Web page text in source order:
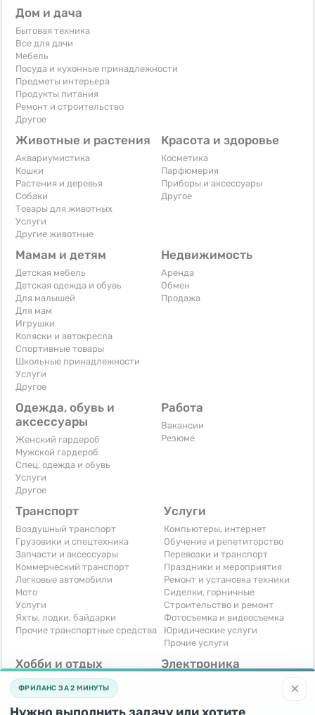
Дом и дача
Бытовая техника
Все для дачи
Мебель
Посуда и кухонные принадлежности
Предметы интерьера
Продукты питания
Ремонт и строительство
Другое
Животные и растения
Аквариумистика
Кошки
Растения и деревья
Собаки
Товары для животных
Услуги
Другие животные
Красота и здоровье
Косметика
Парфюмерия
Приборы и аксессуары
Другое
Мамам и детям
Детская мебель
Детская одежда и обувь
Для малышей
Для мам
Игрушки
Коляски и автокресла
Спортивные товары
Школьные принадлежности
Услуги
Другое
Недвижимость
Аренда
Обмен
Продажа
Одежда, обувь и
аксессуары
Женский гардероб
Мужской гардероб
Спец. одежда и обувь
Услуги
Другое
Работа
Вакансии
Резюме
Транспорт
Воздушный транспорт
Грузовики и спецтехника
Запчасти и аксессуары
Коммерческий транспорт
Легковые автомобили
Мото
Услуги
Яхты, лодки, байдарки
Прочие транспортные средства
Услуги
Компьютеры, интернет
Обучение и репетиторство
Перевозки и транспорт
Праздники и мероприятия
Ремонт и установка техники
Сиделки, горничные
Строительство и ремонт
Фотосъемка и видеосъемка
Юридические услуги
Прочие услуги
Хобби и отдых
Книги и журналы
Музыкальные инструменты
Охота и рыбалка
Электроника
×
ФРИЛАНС ЗА 2 МИНУТЫ